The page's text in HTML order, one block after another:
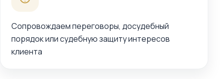
Сопровождаем переговоры, досудебный
порядок или судебную защиту интересов
клиента